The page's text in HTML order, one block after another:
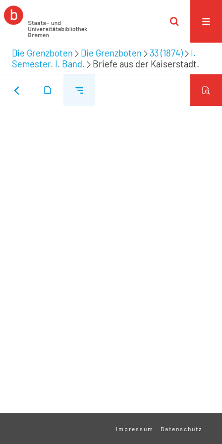
Die Grenzboten Die Grenzboten 33 (1874)
I.
Semester. I. Band.
Briefe aus der Kaiserstadt.
Impressum Datenschutz